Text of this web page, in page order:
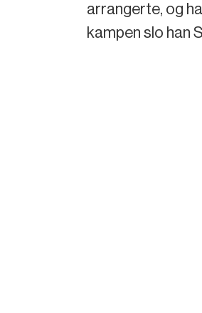
arrangerte, og
kampen slo han